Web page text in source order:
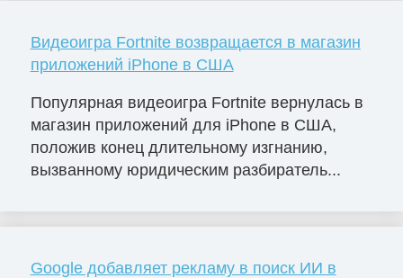
Видеоигра Fortnite возвращается в магазин
приложений iPhone в США
Популярная видеоигра Fortnite вернулась в
магазин приложений для iPhone в США,
положив конец длительному изгнанию,
вызванному юридическим разбиратель...
Google добавляет рекламу в поиск ИИ в